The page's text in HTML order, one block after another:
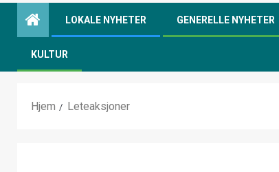
LOKALE NYHETER GENERELLE NYHETER
KULTUR
Hjem Leteaksjoner